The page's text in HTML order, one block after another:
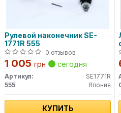
Рулевой наконечник SE-
1771R 555
0 отзывов
1 005 грн сегодня
Артикул:
SE1771R
555
Япония
КУПИТЬ